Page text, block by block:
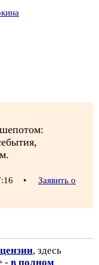
•
Заявить о
, здесь
- в полном